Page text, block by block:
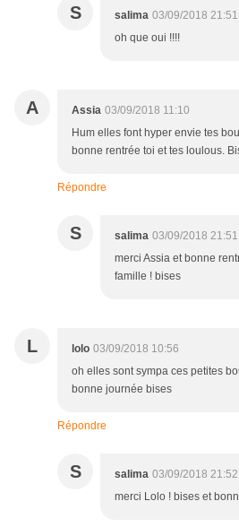
S salima 03/09/2018 21:51
oh que oui !!!!
A Assia 03/09/2018 11:10
Hum elles font hyper envie tes
bonne rentrée toi et tes loulous.
Répondre
S salima 03/09/2018 21:51
merci Assia et bonne
famille ! bises
L lolo 03/09/2018 10:56
oh elles sont sympa ces petites
bonne journée bises
Répondre
S salima 03/09/2018 21:52
merci Lolo ! bises et